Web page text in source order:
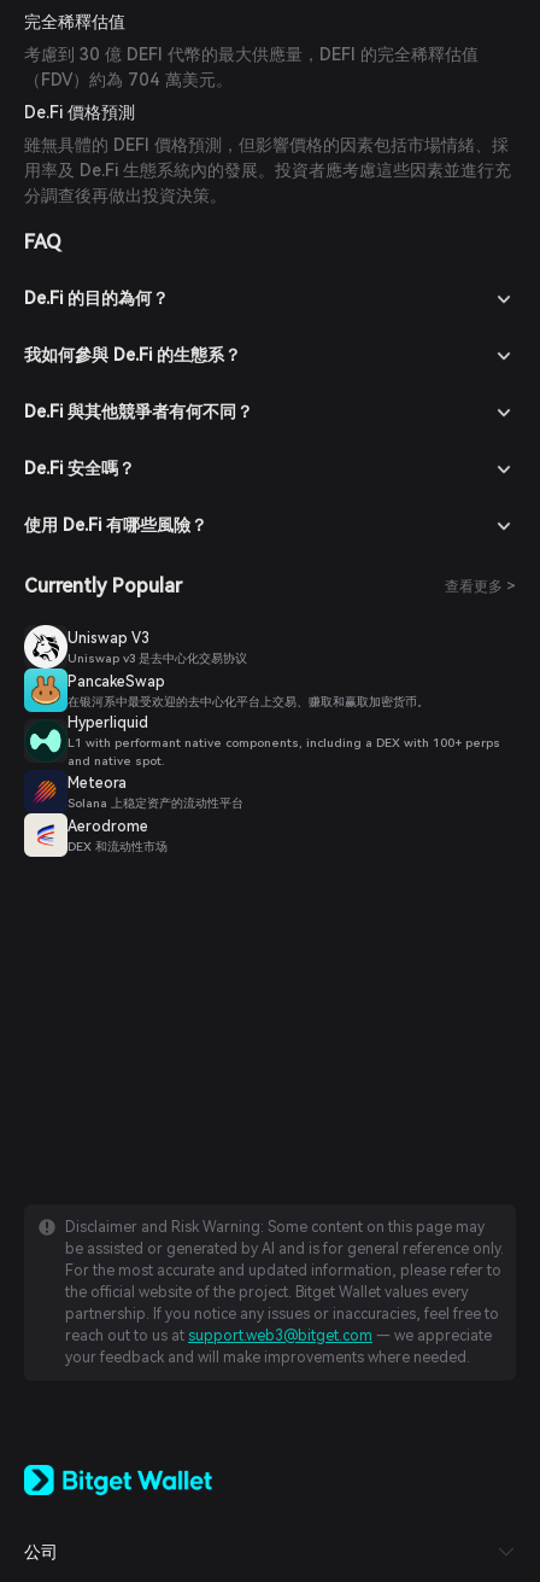
完全稀釋估值
考慮到 30 億 DEFI 代幣的最大供應量，DEFI 的完全稀釋估值
（FDV）約為 704 萬美元。
De.Fi 價格預測
雖無具體的 DEFI 價格預測，但影響價格的因素包括市場情緒、採
用率及 De.Fi 生態系統內的發展。投資者應考慮這些因素並進行充
分調查後再做出投資決策。
FAQ
De.Fi 的目的為何？
我如何參與 De.Fi 的生態系？
De.Fi 與其他競爭者有何不同？
De.Fi 安全嗎？
使用 De.Fi 有哪些風險？
Currently Popular 查看更多 >
Uniswap V3
Uniswap v3 是去中心化交易协议
PancakeSwap
在银河系中最受欢迎的去中心化平台上交易、赚取和赢取加密货币。
Hyperliquid
L1 with performant native components, including a DEX with 100+ perps
and native spot.
Meteora
Solana 上稳定资产的流动性平台
Aerodrome
DEX 和流动性市场
Disclaimer and Risk Warning: Some content on this page may
be assisted or generated by AI and is for general reference only.
For the most accurate and updated information, please refer to
the official website of the project. Bitget Wallet values every
partnership. If you notice any issues or inaccuracies, feel free to
reach out to us at support.web3@bitget.com — we appreciate
your feedback and will make improvements where needed.
日本語
Español (Latinoamérica)
公司